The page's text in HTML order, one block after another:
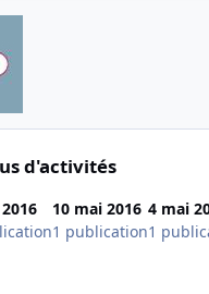
d'activités
10 mai 2016
1 publication
4 mai
1